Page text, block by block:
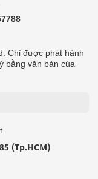
Chỉ được phát hành
bằng văn bản của
(Tp.HCM)